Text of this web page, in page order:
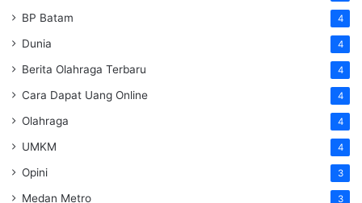
BP Batam 4
Dunia 4
Berita Olahraga Terbaru 4
Cara Dapat Uang Online 4
Olahraga 4
UMKM 4
Opini 3
Medan Metro 3